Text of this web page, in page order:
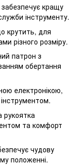
кращу
інструменту.
крутить, для
різного розміру.
патрон з
обертання
електронікою,
рукоятка
та комфорт
чудову
положенні.